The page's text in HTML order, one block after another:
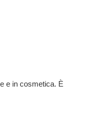
e in cosmetica. È